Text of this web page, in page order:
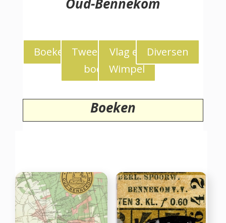
Boeken
Tweedekans
boeken
Vlag en
Wimpel
Diversen
Boeken